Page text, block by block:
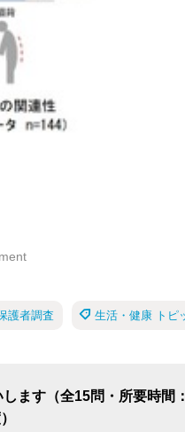
護者調査 生活・健康 トピ
ます（全15問・所要時間